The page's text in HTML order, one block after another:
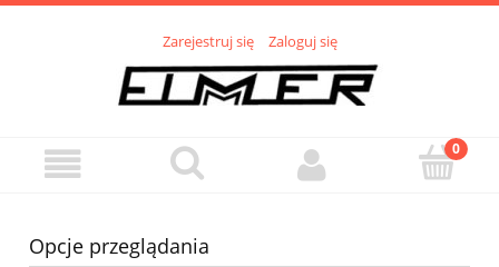
Zarejestruj się Zaloguj się
Opcje przeglądania